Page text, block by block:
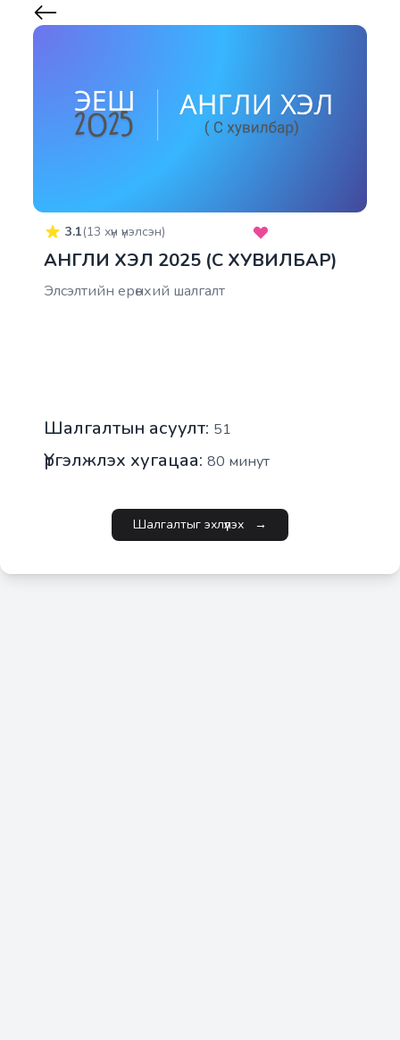
3.1(13 хүн үнэлсэн)
АНГЛИ ХЭЛ 2025 (C ХУВИЛБАР)
Элсэлтийн ерөнхий шалгалт
Шалгалтын асуулт: 51
Үргэлжлэх хугацаа: 80 минут
Шалгалтыг эхлүүлэх →